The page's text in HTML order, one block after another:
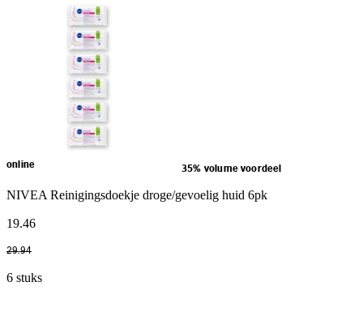
online 35% volume voordeel
NIVEA Reinigingsdoekje droge/gevoelig huid 6pk
19.46
29.94
6 stuks